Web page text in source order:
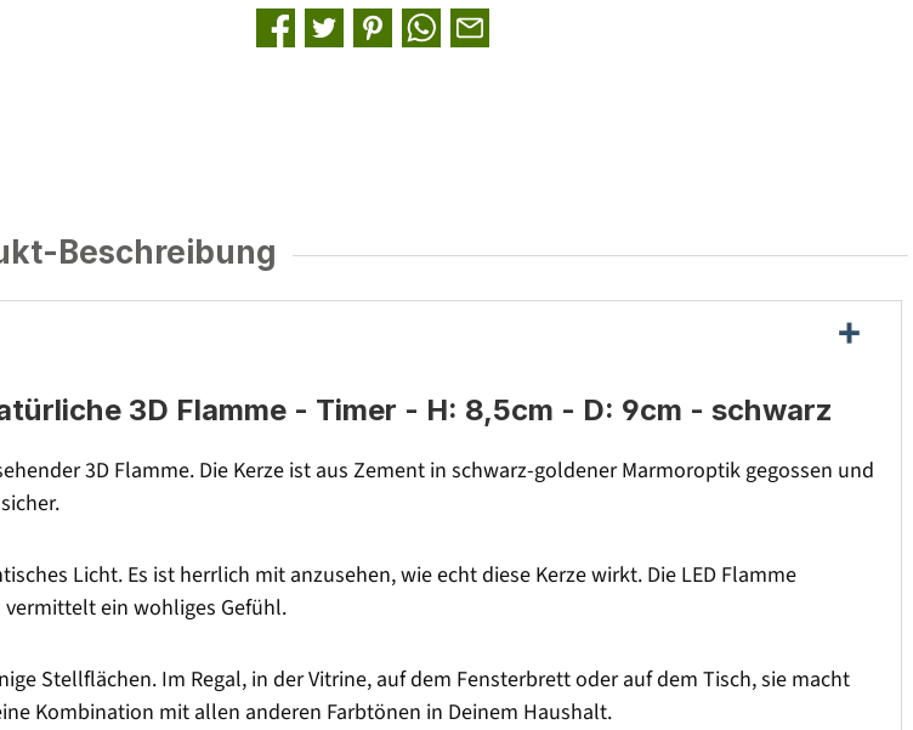
Beschreibung
3D Flamme - Timer - H: 8,5cm - D: 9cm - schwarz
3D Flamme. Die Kerze ist aus Zement in schwarz-goldener Marmoroptik gegossen und
Licht. Es ist herrlich mit anzusehen, wie echt diese Kerze wirkt. Die LED Flamme
ein wohliges Gefühl.
Stellflächen. Im Regal, in der Vitrine, auf dem Fensterbrett oder auf dem Tisch, sie macht
Kombination mit allen anderen Farbtönen in Deinem Haushalt.